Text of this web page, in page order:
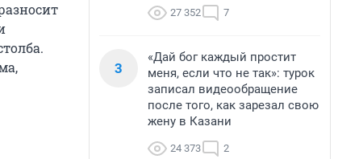
27 352 7
3
«Дай бог каждый простит
меня, если что не так»: турок
записал видеообращение
после того, как зарезал свою
жену в Казани
24 373 2